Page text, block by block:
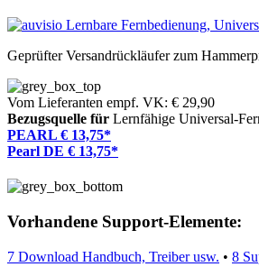
Geprüfter Versandrückläufer zum
Vom Lieferanten empf. VK: € 29,90
Bezugsquelle für Lernfähige Universal-
PEARL € 13,75*
Pearl DE € 13,75*
Vorhandene Support-Elemente:
7 Download Handbuch, Treiber usw. • 8